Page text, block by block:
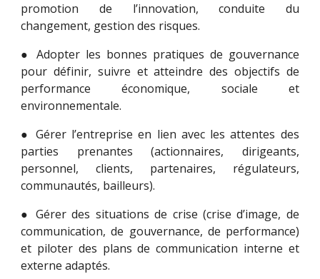
promotion de l’innovation, conduite du
changement, gestion des risques.
● Adopter les bonnes pratiques de gouvernance
pour définir, suivre et atteindre des objectifs de
performance économique, sociale et
environnementale.
● Gérer l’entreprise en lien avec les attentes des
parties prenantes (actionnaires, dirigeants,
personnel, clients, partenaires, régulateurs,
communautés, bailleurs).
● Gérer des situations de crise (crise d’image, de
communication, de gouvernance, de performance)
et piloter des plans de communication interne et
externe adaptés.